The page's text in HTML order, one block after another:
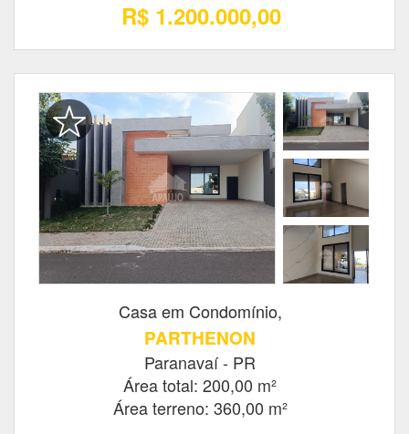
R$ 1.200.000,00
Casa em Condomínio,
PARTHENON
Paranavaí - PR
Área total: 200,00 m²
Área terreno: 360,00 m²